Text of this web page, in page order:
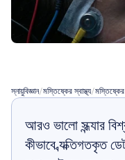
স্নায়ুবিজ্ঞান/মস্তিষ্কের স্বাস্থ্য/
আরও ভালো সন্ধ্যার
কীভাবে ব্যক্তিগতকৃত